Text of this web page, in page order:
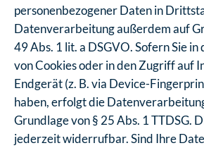
personenbezogener Daten in
Datenverarbeitung außerdem auf
49 Abs. 1 lit. a DSGVO. Sofern Sie in
von Cookies oder in den Zugriff auf
Endgerät (z. B. via Device-
haben, erfolgt die
Grundlage von § 25 Abs. 1 TTDSG.
jederzeit widerrufbar. Sind Ihre